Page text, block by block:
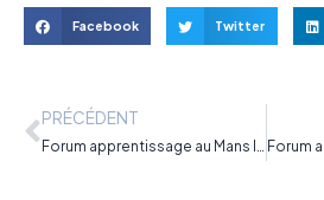
Facebook Twitter
PRÉCÉDENT